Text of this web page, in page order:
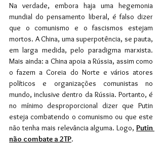
Na verdade, embora haja uma hegemonia
mundial do pensamento liberal, é falso dizer
que o comunismo e o fascismos estejam
mortos. A China, uma superpotência, se pauta,
em larga medida, pelo paradigma marxista.
Mais ainda: a China apoia a Rússia, assim como
o fazem a Coreia do Norte e vários atores
políticos e organizações comunistas no
mundo, inclusive dentro da Rússia. Portanto, é
no mínimo desproporcional dizer que Putin
esteja combatendo o comunismo ou que este
não tenha mais relevância alguma. Logo, Putin
não combate a 2TP.